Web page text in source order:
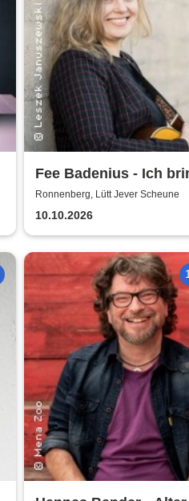
Fee Badenius - Ich
ganz groß raus
Ronnenberg, Lütt Jever Scheune
10.10.2026